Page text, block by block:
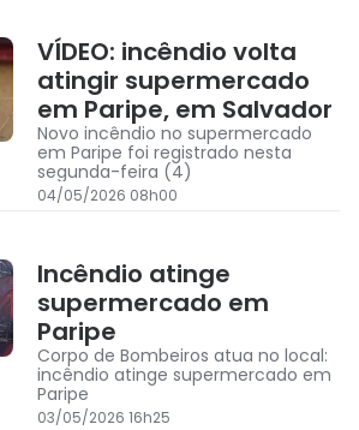
VÍDEO: incêndio volta
atingir supermercado
em Paripe, em Salvador
Novo incêndio no supermercado
em Paripe foi registrado nesta
segunda-feira (4)
04/05/2026 08h00
Incêndio atinge
supermercado em
Paripe
Corpo de Bombeiros atua no local:
incêndio atinge supermercado em
Paripe
03/05/2026 16h25